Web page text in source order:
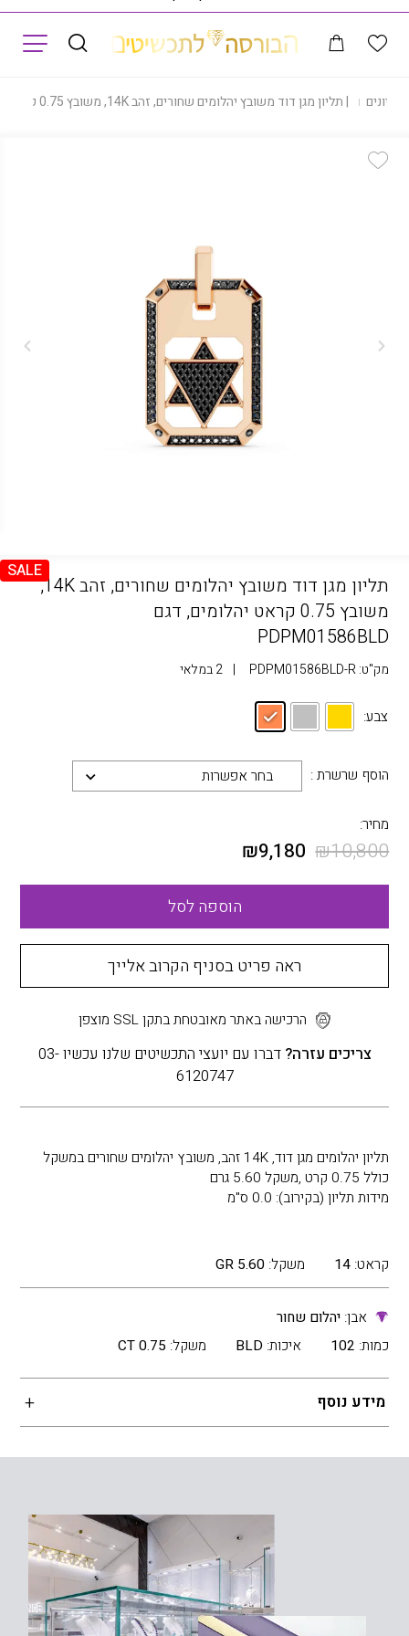
|תליון מגן דוד משובץ יהלומים שחורים, זהב 14K, משובץ 0.75 קראט יהלומים, דגם PDPM01586BLD
SALE
תליון מגן דוד משובץ יהלומים שחורים, זהב 14K,
משובץ 0.75 קראט יהלומים, דגם
PDPM01586BLD
מק"ט:PDPM01586BLD-R
| 2 במלאי
צבע:
הוסף שרשרת : בחר אפשרות
מחיר:
₪10,800
₪9,180
הוספה לסל
ראה פריט בסניף הקרוב אלייך
הרכישה באתר מאובטחת בתקן SSL מוצפן
צריכים עזרה?
דברו עם יועצי התכשיטים שלנו עכשיו 03-
6120747
תליון יהלומים מגן דוד, 14K זהב, משובץ יהלומים שחורים במשקל
כולל 0.75 קרט ,משקל 5.60 גרם
מידות תליון (בקירוב): 0.0 ס"מ
קראט: 14 משקל: 5.60 GR
אבן:יהלום שחור
כמות: 102 איכות: BLD משקל: 0.75 CT
מידע נוסף